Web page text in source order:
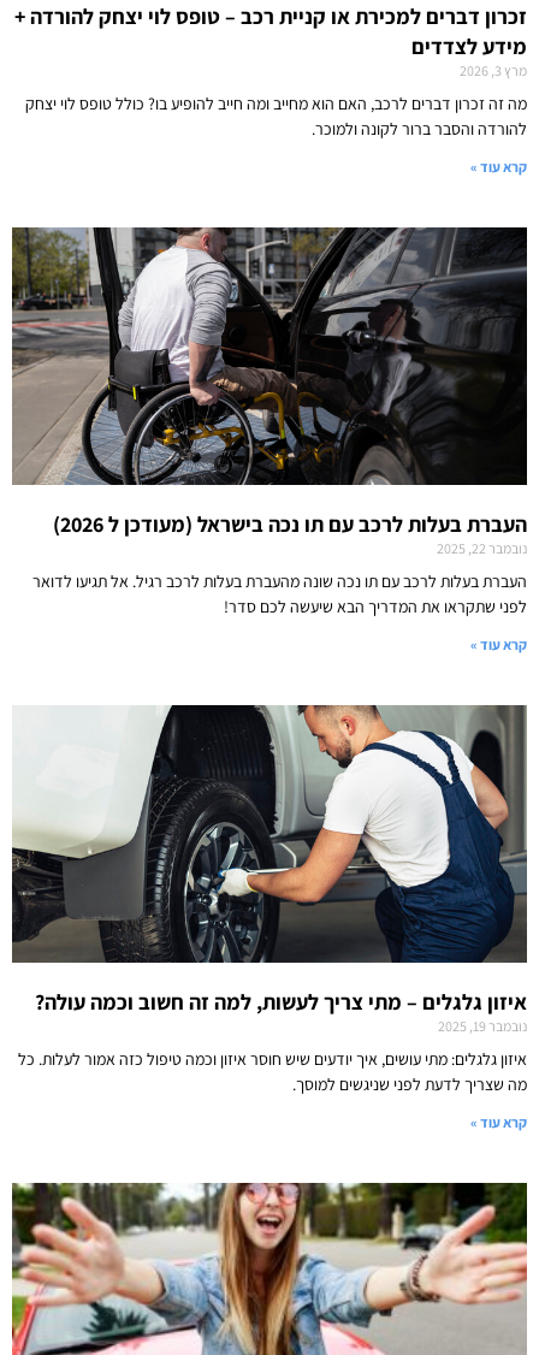
זכרון דברים למכירת או קניית רכב – טופס לוי יצחק להורדה +
מידע לצדדים
מרץ 3, 2026
מה זה זכרון דברים לרכב, האם הוא מחייב ומה חייב להופיע בו? כולל טופס לוי יצחק
להורדה והסבר ברור לקונה ולמוכר.
קרא עוד »
העברת בעלות לרכב עם תו נכה בישראל (מעודכן ל 2026)
נובמבר 22, 2025
העברת בעלות לרכב עם תו נכה שונה מהעברת בעלות לרכב רגיל. אל תגיעו לדואר
לפני שתקראו את המדריך הבא שיעשה לכם סדר!
קרא עוד »
איזון גלגלים – מתי צריך לעשות, למה זה חשוב וכמה עולה?
נובמבר 19, 2025
איזון גלגלים: מתי עושים, איך יודעים שיש חוסר איזון וכמה טיפול כזה אמור לעלות. כל
מה שצריך לדעת לפני שניגשים למוסך.
קרא עוד »